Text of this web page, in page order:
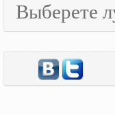
Выберете